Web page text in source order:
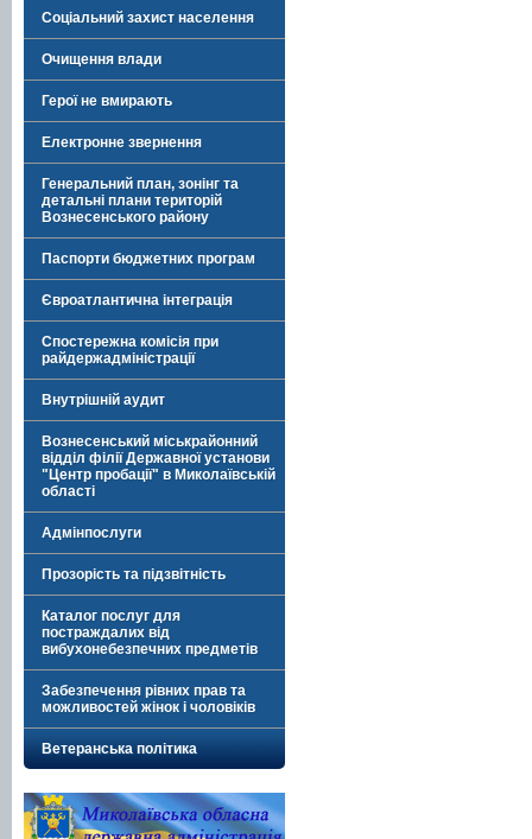
Соціальний захист населення
Очищення влади
Герої не вмирають
Електронне звернення
Генеральний план, зонінг та
детальні плани територій
Вознесенського району
Паспорти бюджетних програм
Євроатлантична інтеграція
Спостережна комісія при
райдержадміністрації
Внутрішній аудит
Вознесенський міськрайонний
відділ філії Державної установи
"Центр пробації" в Миколаївській
області
Адмінпослуги
Прозорість та підзвітність
Каталог послуг для
постраждалих від
вибухонебезпечних предметів
Забезпечення рівних прав та
можливостей жінок і чоловіків
Ветеранська політика